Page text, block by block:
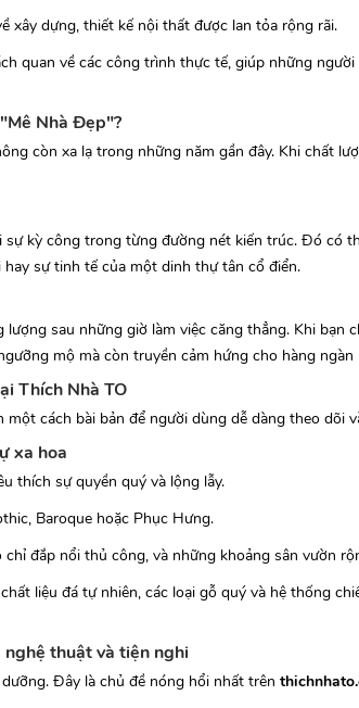
xây dựng, thiết kế nội thất được lan tỏa rộng rãi.
quan về các công trình thực tế, giúp những
Nhà Đẹp"?
còn xa lạ trong những năm gần đây. Khi chất
kỳ công trong từng đường nét kiến trúc. Đó có
sự tinh tế của một dinh thự tân cổ điển.
sau những giờ làm việc căng thẳng. Khi bạn
mộ mà còn truyền cảm hứng cho hàng
Thích Nhà TO
cách bài bản để người dùng dễ dàng theo dõi
xa hoa
thích sự quyền quý và lộng lẫy.
Baroque hoặc Phục Hưng.
đắp nổi thủ công, và những khoảng sân vườn
liệu đá tự nhiên, các loại gỗ quý và hệ thống
thuật và tiện nghi
Đây là chủ đề nóng hổi nhất trên